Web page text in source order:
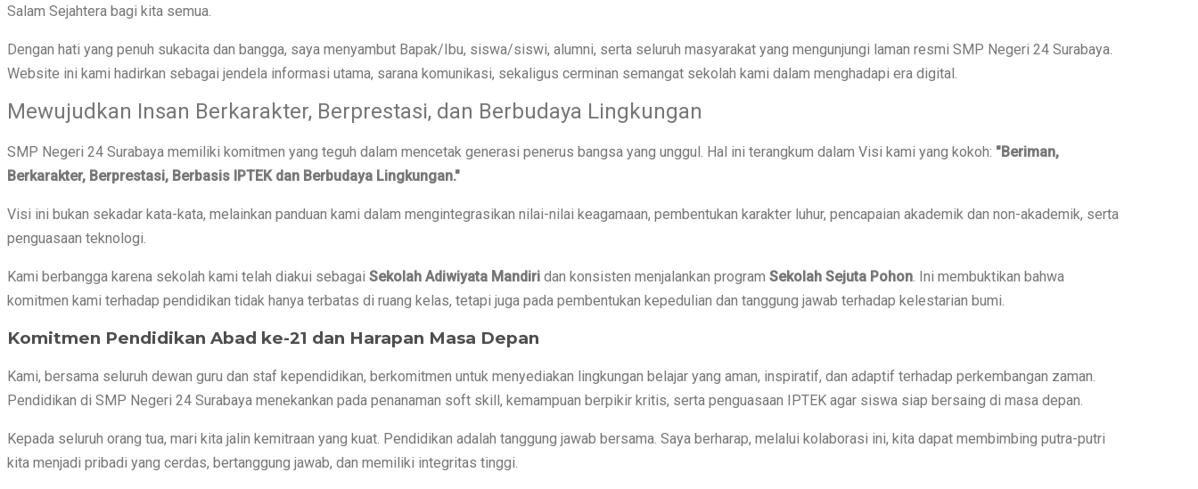
Salam Sejahtera bagi kita semua.
Dengan hati yang penuh sukacita dan bangga, saya menyambut Bapak/Ibu, siswa/siswi, alumni, serta seluruh masyarakat yang mengunjungi laman resmi SMP Negeri 24 Surabaya.
Website ini kami hadirkan sebagai jendela informasi utama, sarana komunikasi, sekaligus cerminan semangat sekolah kami dalam menghadapi era digital.
Mewujudkan Insan Berkarakter, Berprestasi, dan Berbudaya Lingkungan
SMP Negeri 24 Surabaya memiliki komitmen yang teguh dalam mencetak generasi penerus bangsa yang unggul. Hal ini terangkum dalam Visi kami yang kokoh: "Beriman,
Berkarakter, Berprestasi, Berbasis IPTEK dan Berbudaya Lingkungan."
Visi ini bukan sekadar kata-kata, melainkan panduan kami dalam mengintegrasikan nilai-nilai keagamaan, pembentukan karakter luhur, pencapaian akademik dan non-akademik, serta
penguasaan teknologi.
Kami berbangga karena sekolah kami telah diakui sebagai Sekolah Adiwiyata Mandiri dan konsisten menjalankan program Sekolah Sejuta Pohon. Ini membuktikan bahwa
komitmen kami terhadap pendidikan tidak hanya terbatas di ruang kelas, tetapi juga pada pembentukan kepedulian dan tanggung jawab terhadap kelestarian bumi.
Komitmen Pendidikan Abad ke-21 dan Harapan Masa Depan
Kami, bersama seluruh dewan guru dan staf kependidikan, berkomitmen untuk menyediakan lingkungan belajar yang aman, inspiratif, dan adaptif terhadap perkembangan zaman.
Pendidikan di SMP Negeri 24 Surabaya menekankan pada penanaman soft skill, kemampuan berpikir kritis, serta penguasaan IPTEK agar siswa siap bersaing di masa depan.
Kepada seluruh orang tua, mari kita jalin kemitraan yang kuat. Pendidikan adalah tanggung jawab bersama. Saya berharap, melalui kolaborasi ini, kita dapat membimbing putra-putri
kita menjadi pribadi yang cerdas, bertanggung jawab, dan memiliki integritas tinggi.